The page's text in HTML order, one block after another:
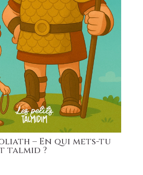
– En qui mets-tu
talmid ?